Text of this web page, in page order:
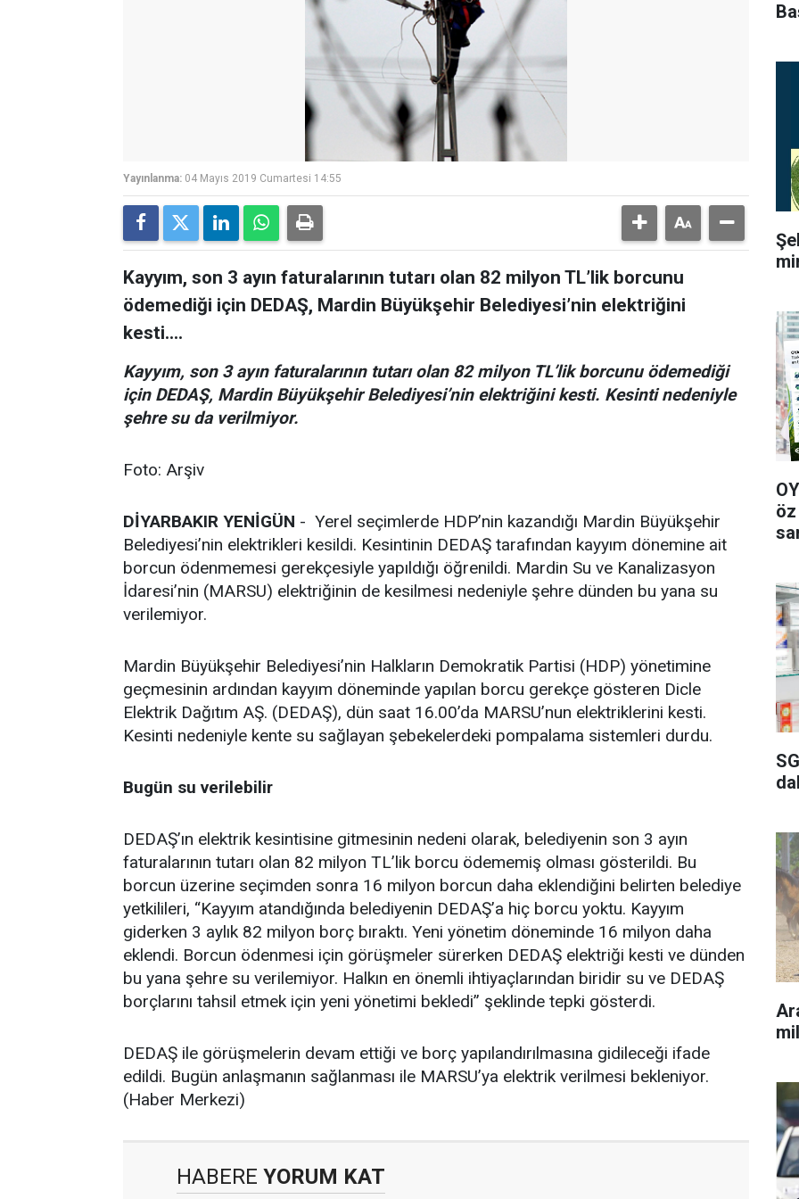
Yayınlanma: 04 Mayıs 2019 Cumartesi 14:55
Kayyım, son 3 ayın faturalarının tutarı olan 82 milyon TL’lik borcunu
ödemediği için DEDAŞ, Mardin Büyükşehir Belediyesi’nin elektriğini
kesti....
Kayyım, son 3 ayın faturalarının tutarı olan 82 milyon TL’lik borcunu ödemediği
için DEDAŞ, Mardin Büyükşehir Belediyesi’nin elektriğini kesti. Kesinti nedeniyle
şehre su da verilmiyor.
Foto: Arşiv
DİYARBAKIR YENİGÜN - Yerel seçimlerde HDP’nin kazandığı Mardin Büyükşehir
Belediyesi’nin elektrikleri kesildi. Kesintinin DEDAŞ tarafından kayyım dönemine ait
borcun ödenmemesi gerekçesiyle yapıldığı öğrenildi. Mardin Su ve Kanalizasyon
İdaresi’nin (MARSU) elektriğinin de kesilmesi nedeniyle şehre dünden bu yana su
verilemiyor.
Mardin Büyükşehir Belediyesi’nin Halkların Demokratik Partisi (HDP) yönetimine
geçmesinin ardından kayyım döneminde yapılan borcu gerekçe gösteren Dicle
Elektrik Dağıtım AŞ. (DEDAŞ), dün saat 16.00’da MARSU’nun elektriklerini kesti.
Kesinti nedeniyle kente su sağlayan şebekelerdeki pompalama sistemleri durdu.
Bugün su verilebilir
DEDAŞ’ın elektrik kesintisine gitmesinin nedeni olarak, belediyenin son 3 ayın
faturalarının tutarı olan 82 milyon TL’lik borcu ödememiş olması gösterildi. Bu
borcun üzerine seçimden sonra 16 milyon borcun daha eklendiğini belirten belediye
yetkilileri, “Kayyım atandığında belediyenin DEDAŞ’a hiç borcu yoktu. Kayyım
giderken 3 aylık 82 milyon borç bıraktı. Yeni yönetim döneminde 16 milyon daha
eklendi. Borcun ödenmesi için görüşmeler sürerken DEDAŞ elektriği kesti ve dünden
bu yana şehre su verilemiyor. Halkın en önemli ihtiyaçlarından biridir su ve DEDAŞ
borçlarını tahsil etmek için yeni yönetimi bekledi” şeklinde tepki gösterdi.
DEDAŞ ile görüşmelerin devam ettiği ve borç yapılandırılmasına gidileceği ifade
edildi. Bugün anlaşmanın sağlanması ile MARSU’ya elektrik verilmesi bekleniyor.
(Haber Merkezi)
HABERE YORUM KAT